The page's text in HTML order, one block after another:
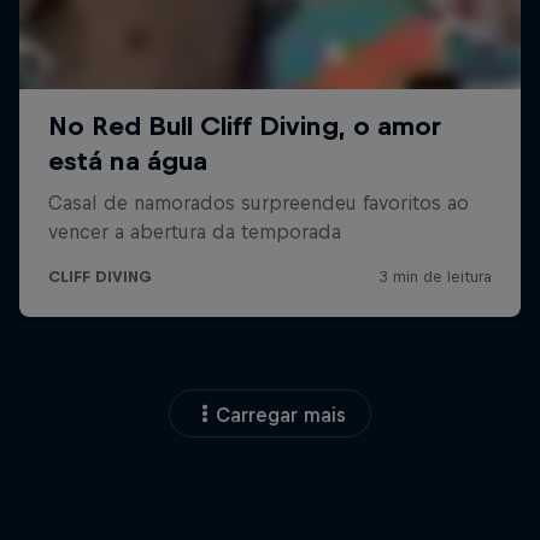
Carregar mais